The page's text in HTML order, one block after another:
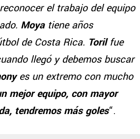
el trabajo del equipo
Moyatiene años
de Costa Rica. Torilfue
llegó y debemos buscar
es un extremo con mucho
mejor equipo, con mayor
tendremos más goles“.